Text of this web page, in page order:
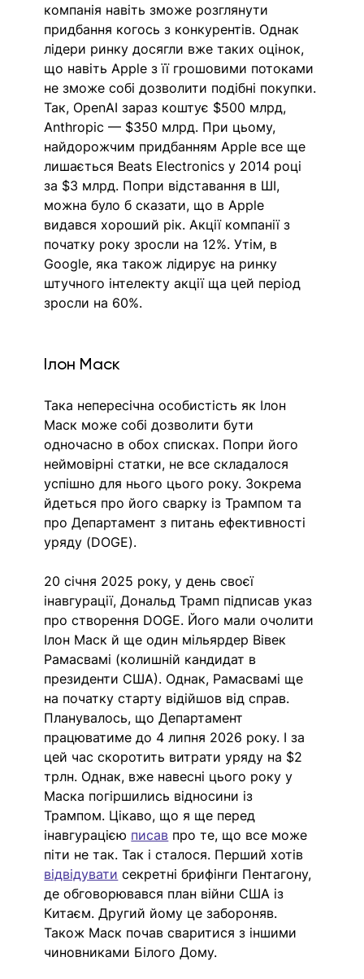
компанія навіть зможе розглянути
придбання когось з конкурентів. Однак
лідери ринку досягли вже таких оцінок,
що навіть Apple з її грошовими потоками
не зможе собі дозволити подібні покупки.
Так, OpenAI зараз коштує $500 млрд,
Anthropic — $350 млрд. При цьому,
найдорожчим придбанням Apple все ще
лишається Beats Electronics у 2014 році
за $3 млрд. Попри відставання в ШІ,
можна було б сказати, що в Apple
видався хороший рік. Акції компанії з
початку року зросли на 12%. Утім, в
Google, яка також лідирує на ринку
штучного інтелекту акції ща цей період
зросли на 60%.
Ілон Маск
Така непересічна особистість як Ілон
Маск може собі дозволити бути
одночасно в обох списках. Попри його
неймовірні статки, не все складалося
успішно для нього цього року. Зокрема
йдеться про його сварку із Трампом та
про Департамент з питань ефективності
уряду (DOGE).
20 січня 2025 року, у день своєї
інавгурації, Дональд Трамп підписав указ
про створення DOGE. Його мали очолити
Ілон Маск й ще один мільярдер Вівек
Рамасвамі (колишній кандидат в
президенти США). Однак, Рамасвамі ще
на початку старту відійшов від справ.
Планувалось, що Департамент
працюватиме до 4 липня 2026 року. І за
цей час скоротить витрати уряду на $2
трлн. Однак, вже навесні цього року у
Маска погіршились відносини із
Трампом. Цікаво, що я ще перед
інавгурацією писав про те, що все може
піти не так. Так і сталося. Перший хотів
відвідувати секретні брифінги Пентагону,
де обговорювався план війни США із
Китаєм. Другий йому це забороняв.
Також Маск почав сваритися з іншими
чиновниками Білого Дому.